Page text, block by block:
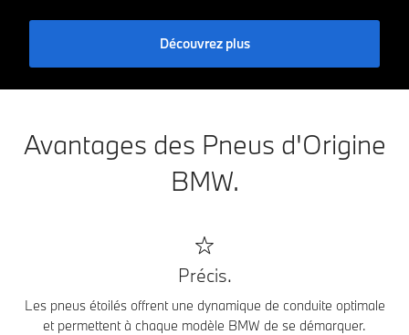
Découvrez plus
Avantages des Pneus d'Origine
BMW.
Précis.
Les pneus étoilés offrent une dynamique de conduite optimale
et permettent à chaque modèle BMW de se démarquer.